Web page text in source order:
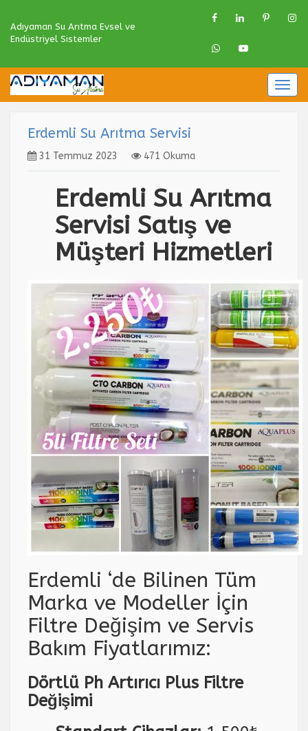
Adıyaman Su Arıtma Evsel ve
Endüstriyel Sistemler
Erdemli Su Arıtma Servisi
31 Temmuz 2023 471 Okuma
Erdemli Su Arıtma
Servisi Satış ve
Müşteri Hizmetleri
Erdemli ‘de Bilinen Tüm
Marka ve Modeller İçin
Filtre Değişim ve Servis
Bakım Fiyatlarımız:
Dörtlü Ph Artırıcı Plus Filtre
Değişimi